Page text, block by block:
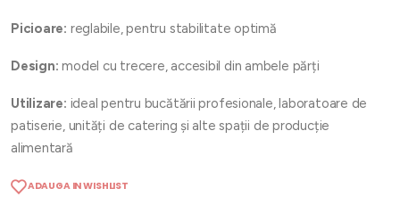
Picioare: reglabile, pentru stabilitate optimă
Design: model cu trecere, accesibil din ambele părți
Utilizare: ideal pentru bucătării profesionale, laboratoare de
patiserie, unități de catering și alte spații de producție
alimentară
ADAUGA IN WISHLIST